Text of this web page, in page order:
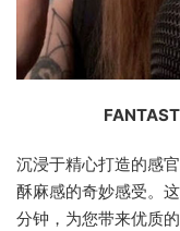
沉浸于精心打造的感
酥麻感的奇妙感受。
分钟，为您带来优质